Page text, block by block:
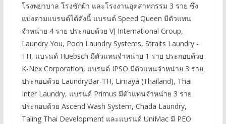
โรงพยาบาล โรงซักผ้า และโรงงานอุตสาหกรรม 3 ราย ซึ่ง
แบ่งตามแบรนด์ได้ดังนี้ แบรนด์ Speed Queen มีตัวแทน
จำหน่าย 4 ราย ประกอบด้วย VJ International Group,
Laundry You, Poch Laundry Systems, Straits Laundry -
TH, แบรนด์ Huebsch มีตัวแทนจำหน่าย 1 ราย ประกอบด้วย
K-Nex Corporation, แบรนด์ IPSO มีตัวแทนจำหน่าย 3 ราย
ประกอบด้วย LaundryBar-TH, Limaya (Thailand), Thai
Inter Laundry, แบรนด์ Primus มีตัวแทนจำหน่าย 3 ราย
ประกอบด้วย Ascend Wash System, Chada Laundry,
Taling Thai Development และแบรนด์ UniMac มี PEO